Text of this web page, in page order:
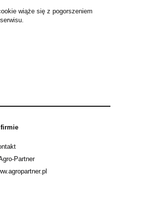
wiąże się z pogorszeniem
Partner